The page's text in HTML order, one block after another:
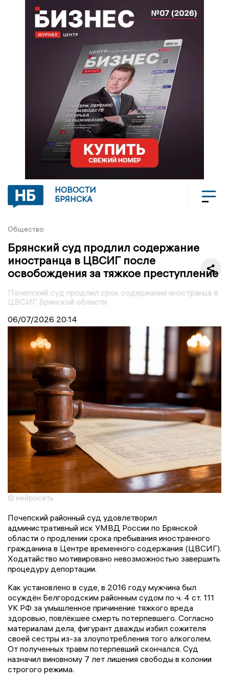
НОВОСТИ
БРЯНСКА
Общество
Брянский суд продлил содержание
иностранца в ЦВСИГ после
освобождения за тяжкое преступление
Почепский суд продлил срок содержания иностранца в
ЦВСИГ Брянской области
06/07/2026 20:14
© нейросеть
Почепский районный суд удовлетворил
административный иск УМВД России по Брянской
области о продлении срока пребывания иностранного
гражданина в Центре временного содержания (ЦВСИГ).
Ходатайство мотивировано невозможностью завершить
процедуру депортации.
Как установлено в суде, в 2016 году мужчина был
осуждён Белгородским районным судом по ч. 4 ст. 111
УК РФ за умышленное причинение тяжкого вреда
здоровью, повлёкшее смерть потерпевшего. Согласно
материалам дела, фигурант дважды избил сожителя
своей сестры из-за злоупотребления того алкоголем.
От полученных травм потерпевший скончался. Суд
назначил виновному 7 лет лишения свободы в колонии
строгого режима.